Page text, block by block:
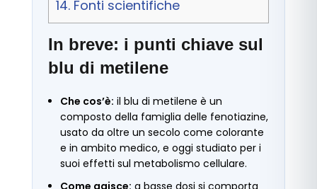
14. Fonti scientifiche
In breve: i punti chiave sul
blu di metilene
Che cos’è: il blu di metilene è un
composto della famiglia delle fenotiazine,
usato da oltre un secolo come colorante
e in ambito medico, e oggi studiato per i
suoi effetti sul metabolismo cellulare.